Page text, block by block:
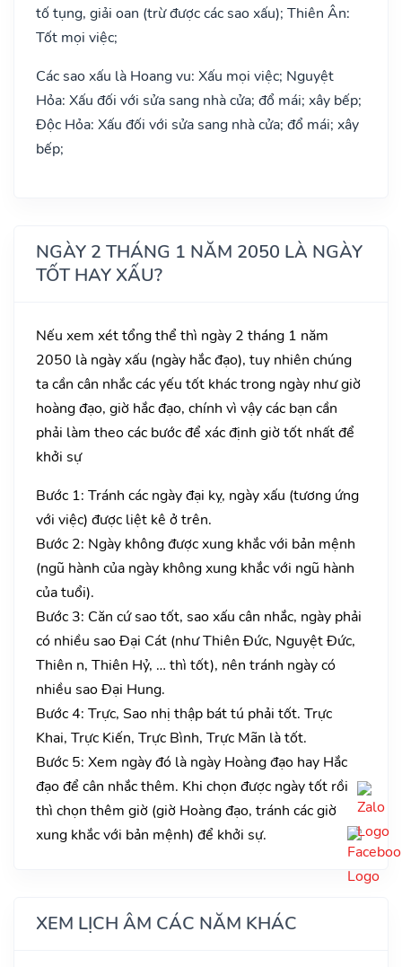
tố tụng, giải oan (trừ được các sao xấu); Thiên Ân:
Tốt mọi việc;
Các sao xấu là Hoang vu: Xấu mọi việc; Nguyệt
Hỏa: Xấu đối với sửa sang nhà cửa; đổ mái; xây bếp;
Độc Hỏa: Xấu đối với sửa sang nhà cửa; đổ mái; xây
bếp;
NGÀY 2 THÁNG 1 NĂM 2050 LÀ NGÀY
TỐT HAY XẤU?
Nếu xem xét tổng thể thì ngày 2 tháng 1 năm
2050 là ngày xấu (ngày hắc đạo), tuy nhiên chúng
ta cần cân nhắc các yếu tốt khác trong ngày như giờ
hoàng đạo, giờ hắc đạo, chính vì vậy các bạn cần
phải làm theo các bước để xác định giờ tốt nhất để
khởi sự
Bước 1: Tránh các ngày đại kỵ, ngày xấu (tương ứng
với việc) được liệt kê ở trên.
Bước 2: Ngày không được xung khắc với bản mệnh
(ngũ hành của ngày không xung khắc với ngũ hành
của tuổi).
Bước 3: Căn cứ sao tốt, sao xấu cân nhắc, ngày phải
có nhiều sao Đại Cát (như Thiên Đức, Nguyệt Đức,
Thiên n, Thiên Hỷ, … thì tốt), nên tránh ngày có
nhiều sao Đại Hung.
Bước 4: Trực, Sao nhị thập bát tú phải tốt. Trực
Khai, Trực Kiến, Trực Bình, Trực Mãn là tốt.
Bước 5: Xem ngày đó là ngày Hoàng đạo hay Hắc
đạo để cân nhắc thêm. Khi chọn được ngày tốt rồi
thì chọn thêm giờ (giờ Hoàng đạo, tránh các giờ
xung khắc với bản mệnh) để khởi sự.
XEM LỊCH ÂM CÁC NĂM KHÁC